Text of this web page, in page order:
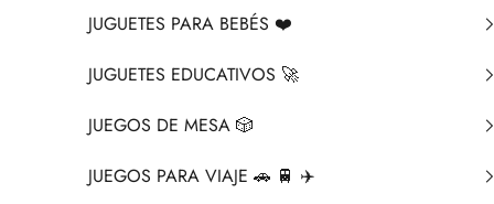
JUGUETES PARA BEBÉS ❤️​
JUGUETES EDUCATIVOS 🚀
JUEGOS DE MESA 🎲
JUEGOS PARA VIAJE 🚗 🚆 ✈️